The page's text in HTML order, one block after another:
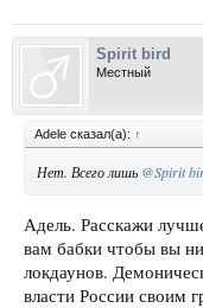
Spirit bird
Местный
Adele сказал(а): ↑
Нет. Всего лишь @Spirit
Адель. Расскажи
вам бабки чтобы вы
локдаунов.
власти России своим